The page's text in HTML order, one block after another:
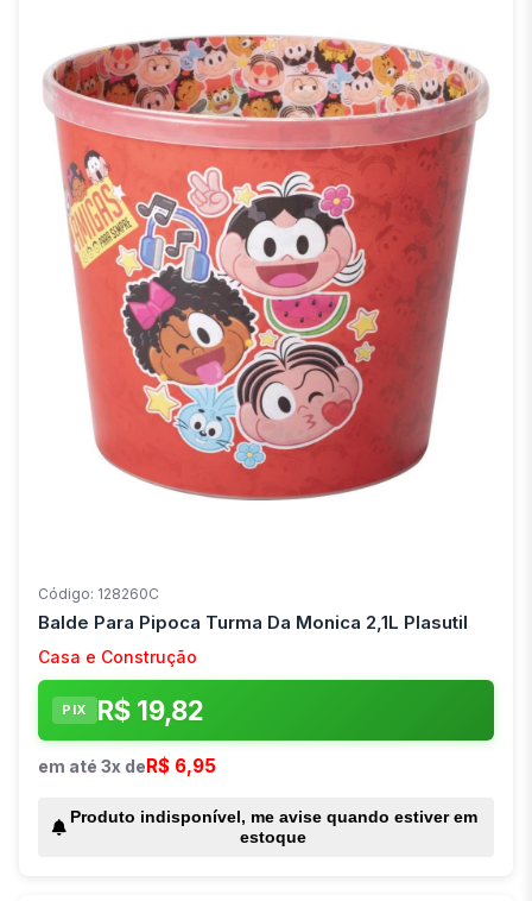
Código: 128260C
Balde Para Pipoca Turma Da Monica 2,1L Plasutil
Casa e Construção
PIX R$ 19,82
em até 3x deR$ 6,95
Produto indisponível, me avise quando estiver em
estoque